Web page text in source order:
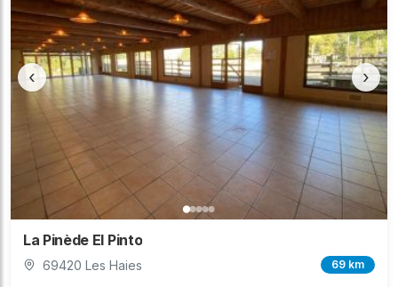
‹ ›
La Pinède El Pinto
69420 Les Haies 69 km